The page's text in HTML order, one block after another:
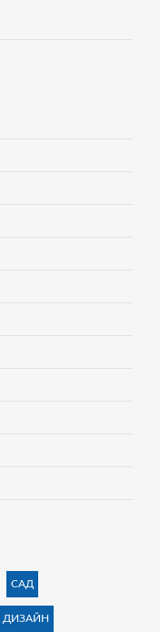
САД